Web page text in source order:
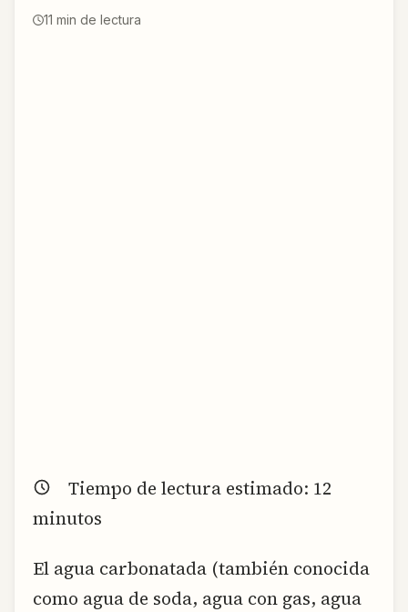
11 min de lectura
Tiempo de lectura estimado: 12
minutos
El agua carbonatada (también conocida
como agua de soda, agua con gas, agua